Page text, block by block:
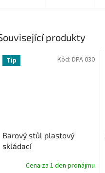
produkty
Tip
Barový stůl plastový
skládací
Cena za 1 den pronájmu
Kód: DPA 030